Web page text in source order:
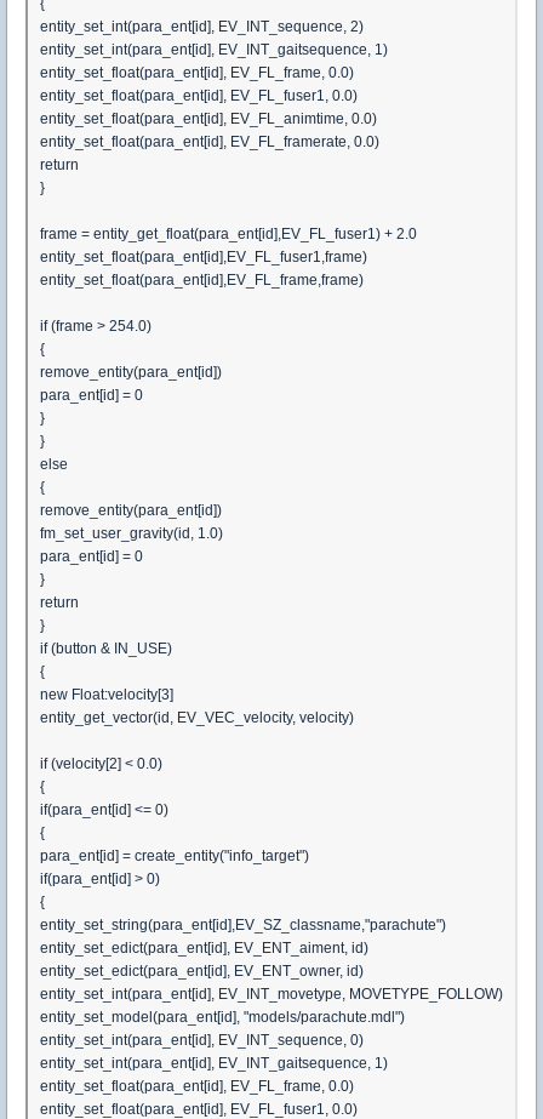
{
entity_set_int(para_ent[id], EV_INT_sequence, 2)
entity_set_int(para_ent[id], EV_INT_gaitsequence, 1)
entity_set_float(para_ent[id], EV_FL_frame, 0.0)
entity_set_float(para_ent[id], EV_FL_fuser1, 0.0)
entity_set_float(para_ent[id], EV_FL_animtime, 0.0)
entity_set_float(para_ent[id], EV_FL_framerate, 0.0)
return
}
frame = entity_get_float(para_ent[id],EV_FL_fuser1) + 2.0
entity_set_float(para_ent[id],EV_FL_fuser1,frame)
entity_set_float(para_ent[id],EV_FL_frame,frame)
if (frame > 254.0)
{
remove_entity(para_ent[id])
para_ent[id] = 0
}
}
else
{
remove_entity(para_ent[id])
fm_set_user_gravity(id, 1.0)
para_ent[id] = 0
}
return
}
if (button & IN_USE)
{
new Float:velocity[3]
entity_get_vector(id, EV_VEC_velocity, velocity)
if (velocity[2] < 0.0)
{
if(para_ent[id] <= 0)
{
para_ent[id] = create_entity("info_target")
if(para_ent[id] > 0)
{
entity_set_string(para_ent[id],EV_SZ_classname,"parachute")
entity_set_edict(para_ent[id], EV_ENT_aiment, id)
entity_set_edict(para_ent[id], EV_ENT_owner, id)
entity_set_int(para_ent[id], EV_INT_movetype, MOVETYPE_FOLLOW)
entity_set_model(para_ent[id], "models/parachute.mdl")
entity_set_int(para_ent[id], EV_INT_sequence, 0)
entity_set_int(para_ent[id], EV_INT_gaitsequence, 1)
entity_set_float(para_ent[id], EV_FL_frame, 0.0)
entity_set_float(para_ent[id], EV_FL_fuser1, 0.0)